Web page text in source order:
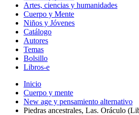
Artes, ciencias y humanidades
Cuerpo y Mente
Niños y Jóvenes
Catálogo
Autores
Temas
Bolsillo
Libros-e
Inicio
Cuerpo y mente
New age y pensamiento alternativo
Piedras ancestrales, Las. Oráculo